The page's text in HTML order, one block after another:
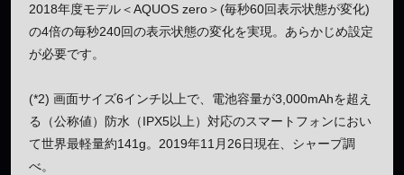
2018年度モデル＜AQUOS zero＞(毎秒60回表示状態が変化)
の4倍の毎秒240回の表示状態の変化を実現。あらかじめ設定
が必要です。
(*2) 画面サイズ6インチ以上で、電池容量が3,000mAhを超え
る（公称値）防水（IPX5以上）対応のスマートフォンにおい
て世界最軽量約141g。2019年11月26日現在、シャープ調
べ。